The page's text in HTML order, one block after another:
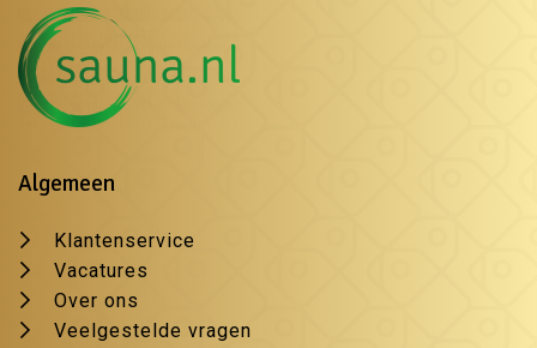
Algemeen
Klantenservice
Vacatures
Over ons
Veelgestelde vragen